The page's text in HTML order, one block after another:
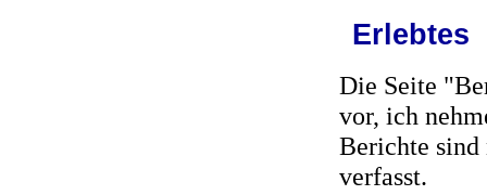
Erlebtes
Die Seite
vor, ich
Berichte
verfasst.